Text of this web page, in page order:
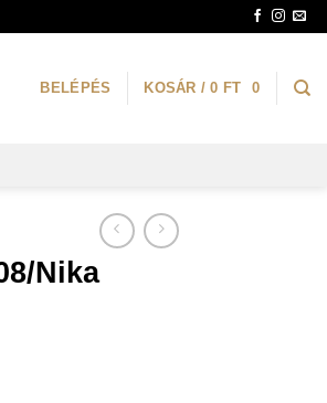
BELÉPÉS KOSÁR /0 FT 0
Nika